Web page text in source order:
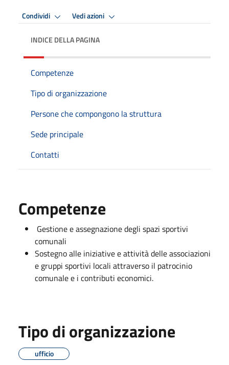
Condividi Vedi azioni
INDICE DELLA PAGINA
Competenze
Tipo di organizzazione
Persone che compongono la struttura
Sede principale
Contatti
Competenze
Gestione e assegnazione degli spazi sportivi
comunali
Sostegno alle iniziative e attività delle associazioni
e gruppi sportivi locali attraverso il patrocinio
comunale e i contributi economici.
Tipo di organizzazione
ufficio